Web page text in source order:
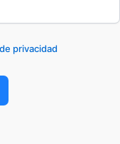
privacidad